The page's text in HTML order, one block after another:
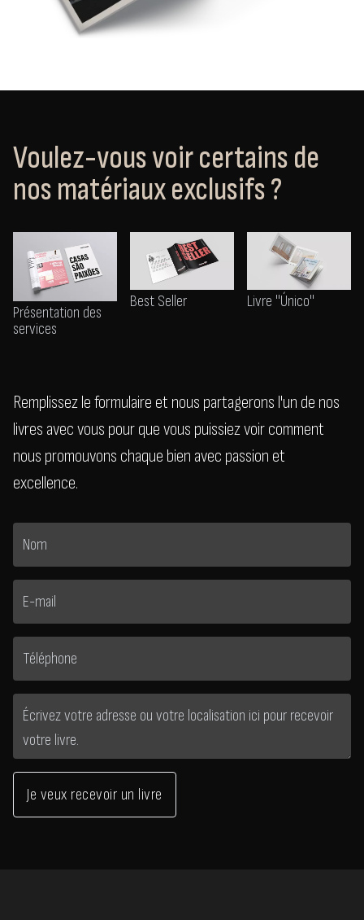
Voulez-vous voir certains de
nos matériaux exclusifs ?
Présentation des
services
Best Seller Livre "Único"
Remplissez le formulaire et nous partagerons l'un de nos
livres avec vous pour que vous puissiez voir comment
nous promouvons chaque bien avec passion et
excellence.
Je veux recevoir un livre